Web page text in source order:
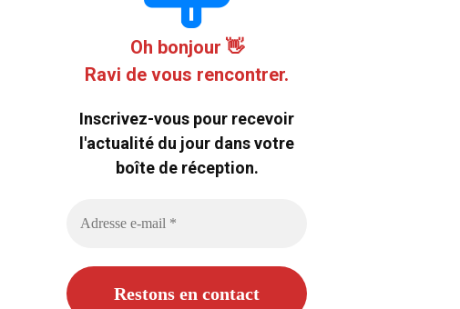
Oh bonjour 👋
Ravi de vous rencontrer.
Inscrivez-vous pour recevoir
l'actualité du jour dans votre
boîte de réception.